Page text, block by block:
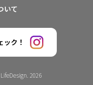
いて
ク！
2026